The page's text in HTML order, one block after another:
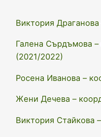
Виктория
Галена Сърдъмова –
(2021/2022)
Росена Иванова –
Жени Дечева –
Виктория Стайкова